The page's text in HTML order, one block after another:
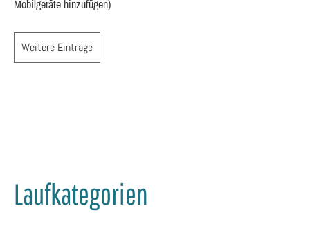
Mobilgeräte hinzufügen)
Weitere Einträge
Laufkategorien